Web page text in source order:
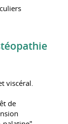
viscéral.
de